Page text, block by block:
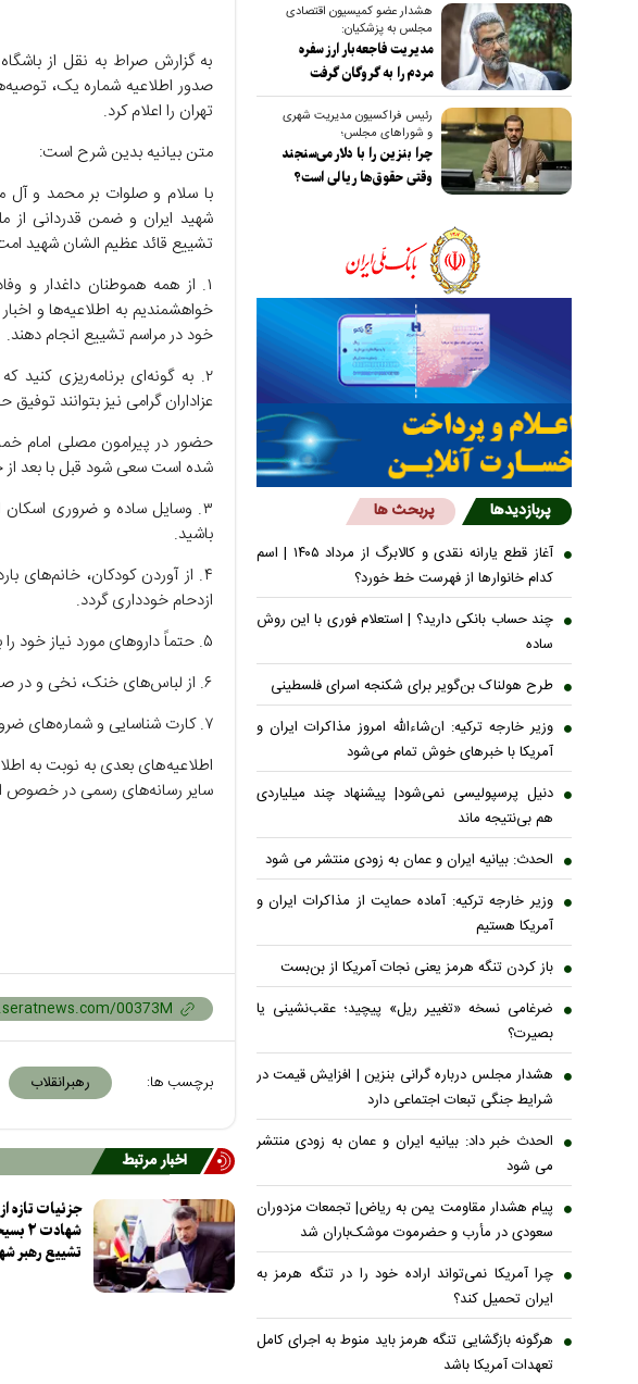
به گزارش صراط به نقل از
صدور اطلاعیه شماره یک،
تهران را اعلام کرد.
متن بیانیه بدین شرح است:
با سلام و صلوات بر محمد و آل
شهید ایران و ضمن قدردانی از
تشییع قائد عظیم الشان شهید
۱. از همه هموطنان داغدار و
خواهشمندیم به اطلاعیه‌ها و
خود در مراسم تشییع انجام دهند.
۲. به گونه‌ای برنامه‌ریزی
عزاداران گرامی نیز بتوانند
شده است سعی شود قبل با بعد از
۳. وسایل ساده و ضروری
باشید.
۴. از آوردن کودکان، خانم‌های
ازدحام خودداری گردد.
۵. حتماً دارو‌های مورد نیاز خود را به همراه داشته باشید
۶. از لباس‌های خنک، نخی و در صورت امکان حتماً از کلاه، چتر یا آفتابگیر استفاده کنید
۷. کارت شناسایی و شماره‌های ضروری بستگان نزدیک خود را به همراه داشته باشید.
اطلاعیه‌های بعدی به نوبت به
سایر رسانه‌های رسمی در خصوص
برچسب ها: رهبرانقلاب
اخبار مرتبط
جزئیات تازه
تشییع رهبر
هشدار عضو کمیسیون اقتصادی
مجلس به پزشکیان:
مدیریت فاجعه‌بار ارز سفره
مردم را به گروگان گرفت
رئیس فراکسیون مدیریت شهری
و شوراهای مجلس؛
چرا بنزین را با دلار می‌سنجند
وقتی حقوق‌ها ریالی است؟
پربازدیدها پربحث ها
آغاز قطع یارانه نقدی و کالابرگ از مرداد ۱۴۰۵ | اسم
کدام خانوار‌ها از فهرست خط خورد؟
چند حساب بانکی دارید؟ | استعلام فوری با این روش
ساده
طرح هولناک بن‌گویر برای شکنجه اسرای فلسطینی
وزیر خارجه ترکیه: ان‌شاءالله امروز مذاکرات ایران و
آمریکا با خبرهای خوش تمام می‌شود
دنیل پرسپولیسی نمی‌شود| پیشنهاد چند میلیاردی
هم بی‌نتیجه ماند
الحدث: بیانیه ایران و عمان به زودی منتشر می شود
وزیر خارجه ترکیه: آماده حمایت از مذاکرات ایران و
آمریکا هستیم
باز کردن تنگه هرمز یعنی نجات آمریکا از بن‌بست
ضرغامی نسخه «تغییر ریل» پیچید؛ عقب‌نشینی یا
بصیرت؟
هشدار مجلس درباره گرانی بنزین | افزایش قیمت در
شرایط جنگی تبعات اجتماعی دارد
الحدث خبر داد: بیانیه ایران و عمان به زودی منتشر
می شود
پیام هشدار مقاومت یمن به ریاض| تجمعات مزدوران
سعودی در مأرب و حضرموت موشک‌باران شد
چرا آمریکا نمی‌تواند اراده خود را در تنگه هرمز به
ایران تحمیل کند؟
هرگونه بازگشایی تنگه هرمز باید منوط به اجرای کامل
تعهدات آمریکا باشد